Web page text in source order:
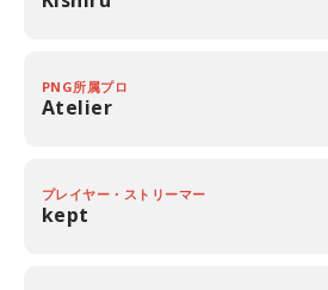
PNG所属プロ
Atelier
プレイヤー・ストリーマー
kept